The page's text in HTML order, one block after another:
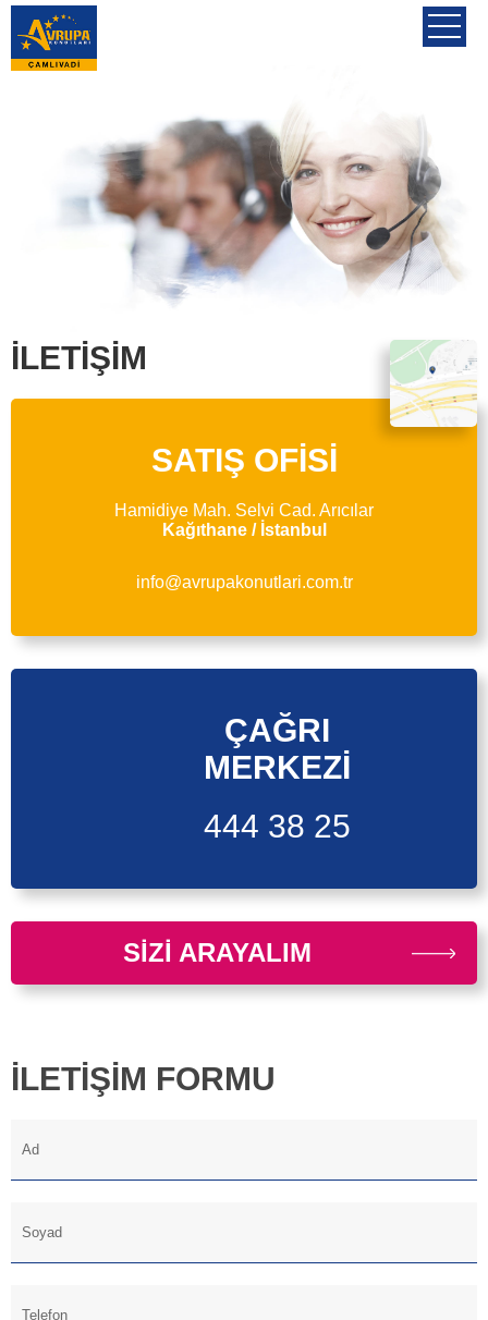
İLETİŞİM
SATIŞ OFİSİ
Hamidiye Mah. Selvi Cad. Arıcılar
Kağıthane / İstanbul
info@avrupakonutlari.com.tr
ÇAĞRI
MERKEZİ
444 38 25
SİZİ ARAYALIM
İLETİŞİM FORMU